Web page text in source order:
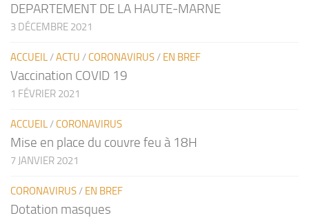
DEPARTEMENT DE LA HAUTE-MARNE
3 DÉCEMBRE 2021
ACCUEIL/ACTU / CORONAVIRUS/ EN BREF
Vaccination COVID 19
1 FÉVRIER 2021
ACCUEIL/ CORONAVIRUS
Mise en place du couvre feu à 18H
7 JANVIER 2021
CORONAVIRUS/ EN BREF
Dotation masques